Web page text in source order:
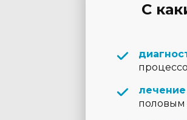
С
лечение
половым